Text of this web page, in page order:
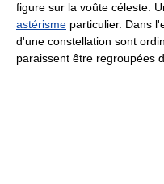
figure sur la voûte céleste.
astérisme particulier. Dans
d'une constellation sont
paraissent être regroupées